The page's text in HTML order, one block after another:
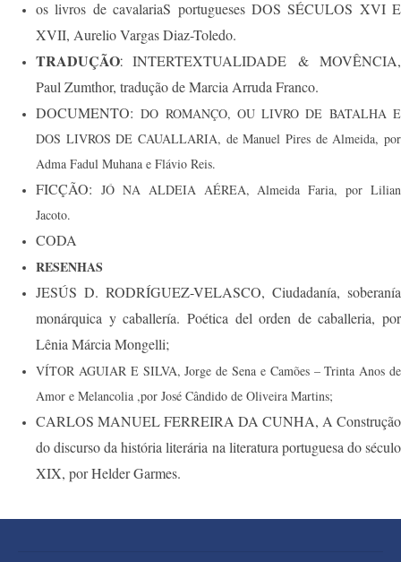
os livros de cavalariaS portugueses DOS SÉCULOS XVI E
XVII, Aurelio Vargas Diaz-Toledo.
TRADUÇÃO:
INTERTEXTUALIDADE & MOVÊNCIA,
Paul Zumthor, tradução de Marcia Arruda Franco.
DOCUMENTO: DO ROMANÇO, OU LIVRO DE BATALHA E
DOS LIVROS DE CAUALLARIA, de Manuel Pires de Almeida, por
Adma Fadul Muhana e Flávio Reis.
FICÇÃO: JÓ NA ALDEIA AÉREA, Almeida Faria, por Lilian
Jacoto.
CODA
RESENHAS
JESÚS D. RODRÍGUEZ-VELASCO, Ciudadanía, soberanía
monárquica y caballería. Poética del orden de caballeria, por
Lênia Márcia Mongelli;
VÍTOR AGUIAR E SILVA, Jorge de Sena e Camões – Trinta Anos de
Amor e Melancolia ,por José Cândido de Oliveira Martins;
CARLOS MANUEL FERREIRA DA CUNHA, A Construção
do discurso da história literária na literatura portuguesa do século
XIX, por Helder Garmes.